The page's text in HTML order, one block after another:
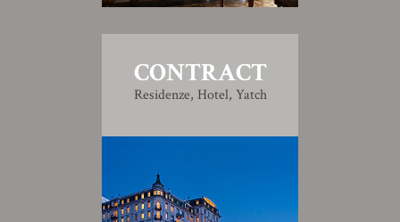
CONTRACT
Residenze, Hotel, Yatch